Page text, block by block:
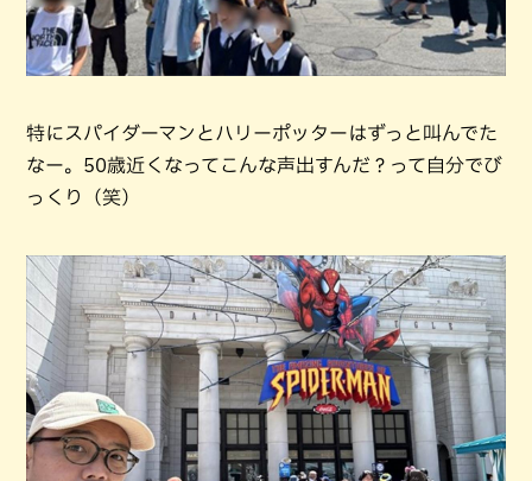
特にスパイダーマンとハリーポッターはずっと叫んでた
なー。50歳近くなってこんな声出すんだ？って自分でび
っくり（笑）